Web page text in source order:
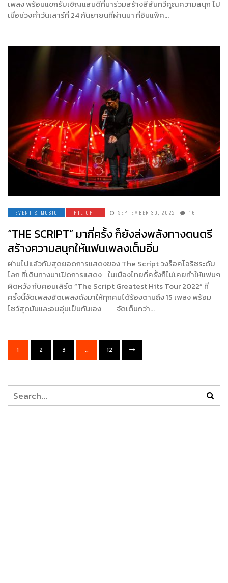
เพลง พร้อมแขกรับเชิญแสนดีที่มาร่วมสร้างสีสันทวีคูณความสนุก ไป
เมื่อช่วงค่ำวันเสาร์ที่ 24 กันยายนที่ผ่านมา ที่อิมแพ็ค…
EVENT & MUSIC HILIGHT SEPTEMBER 30, 2022 16
“THE SCRIPT” มากี่ครั้ง ก็ยังส่งพลังทางดนตรี
สร้างความสนุกให้แฟนเพลงเต็มอิ่ม
ผ่านไปแล้วกับสุดยอดการแสดงของ The Script วงร็อคไอริชระดับ
โลก ที่เดินทางมาเปิดการแสดง ในเมืองไทยกี่ครั้งก็ไม่เคยทำให้แฟนๆ
ผิดหวัง กับคอนเสิร์ต “The Script Greatest Hits Tour 2022” ที่
ครั้งนี้จัดเพลงฮิตเพลงดังมาให้ทุกคนได้ร้องตามถึง 15 เพลง พร้อม
โชว์สุดมันและอบอุ่นเป็นกันเอง จัดเต็มกว่า…
1 2 3 … 12